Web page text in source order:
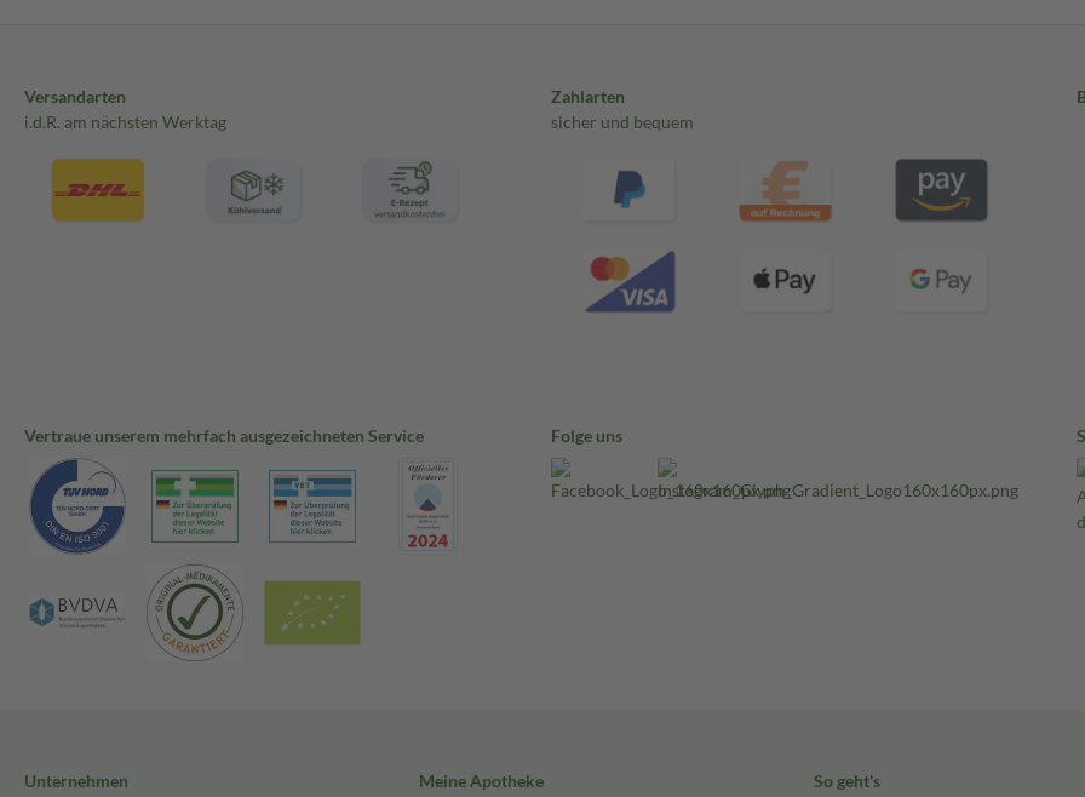
Versandarten
i.d.R. am nächsten Werktag
Zahlarten
sicher und bequem
Vertraue unserem mehrfach ausgezeichneten Service Folge uns
Unternehmen
Meine Apotheke
So geht's